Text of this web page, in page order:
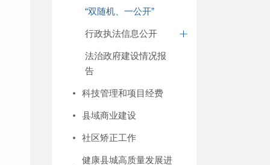
“双随机、一公开”
行政执法信息公开
法治政府建设情况报
告
科技管理和项目经费
县域商业建设
社区矫正工作
健康县城高质量发展进